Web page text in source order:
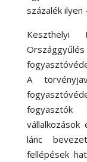
százalék
Keszthelyi
A
lánc
fellépések